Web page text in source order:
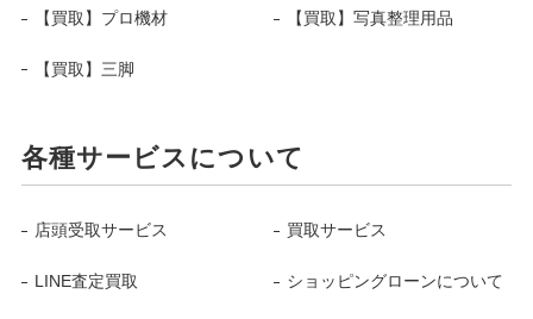
【買取】プロ機材 【買取】写真整理用品
【買取】三脚
各種サービスについて
店頭受取サービス 買取サービス
LINE査定買取 ショッピングローンについて